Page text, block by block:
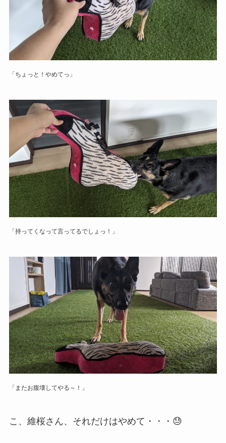
「ちょっと！やめてっ」
「持ってくなって言ってるでしょっ！」
「またお腹壊してやる～！」
こ、維桜さん、それだけはやめて・・・😓